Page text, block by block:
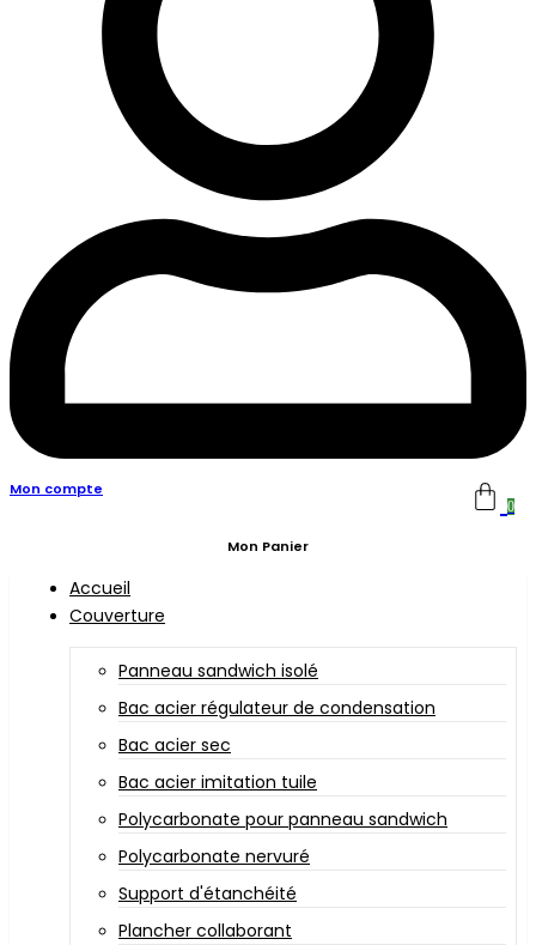
Mon compte
0
Mon Panier
Accueil
Couverture
Panneau sandwich isolé
Bac acier régulateur de condensation
Bac acier sec
Bac acier imitation tuile
Polycarbonate pour panneau sandwich
Polycarbonate nervuré
Support d'étanchéité
Plancher collaborant